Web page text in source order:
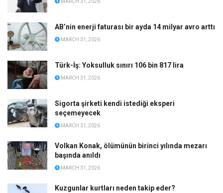
MARCH 31, 2026
AB’nin enerji faturası bir ayda 14 milyar avro arttı
MARCH 31, 2026
Türk-İş: Yoksulluk sınırı 106 bin 817 lira
MARCH 31, 2026
Sigorta şirketi kendi istediği eksperi
seçemeyecek
MARCH 31, 2026
Volkan Konak, ölümünün birinci yılında mezarı
başında anıldı
MARCH 31, 2026
Kuzgunlar kurtları neden takip eder?